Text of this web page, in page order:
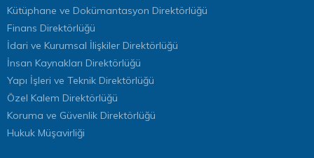
Kütüphane ve Dokümantasyon Direktörlüğü
Finans Direktörlüğü
İdari ve Kurumsal İlişkiler Direktörlüğü
İnsan Kaynakları Direktörlüğü
Yapı İşleri ve Teknik Direktörlüğü
Özel Kalem Direktörlüğü
Koruma ve Güvenlik Direktörlüğü
Hukuk Müşavirliği